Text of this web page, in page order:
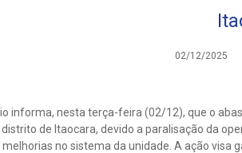
02/12/2025
informa, nesta terça-feira (02/12), que o
de Itaocara, devido a paralisação da
no sistema da unidade. A ação visa